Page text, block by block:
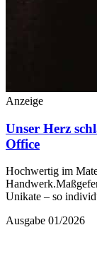
Anzeige
Unser Herz
Office
Hochwertig im
Unikate – so
Ausgabe 01/2026